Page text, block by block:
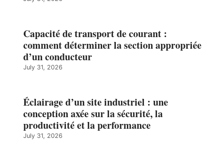
Capacité de transport de courant :
comment déterminer la section appropriée
d’un conducteur
July 31, 2026
Éclairage d’un site industriel : une
conception axée sur la sécurité, la
productivité et la performance
July 31, 2026